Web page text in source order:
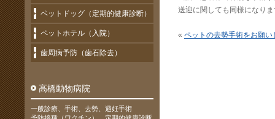
送迎に関しても同様になり
« ペットの去勢手術をお願
ペットドッグ（定期的健康診断）
ペットホテル（入院）
歯周病予防（歯石除去）
高橋動物病院
一般診療、手術、去勢、避妊手術